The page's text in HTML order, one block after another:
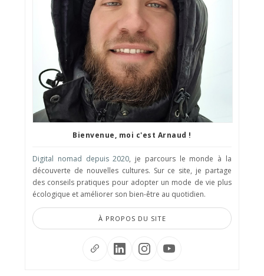
Bienvenue, moi c'est Arnaud !
Digital nomad depuis 2020, je parcours le monde à la
découverte de nouvelles cultures. Sur ce site, je partage
des conseils pratiques pour adopter un mode de vie plus
écologique et améliorer son bien-être au quotidien.
À PROPOS DU SITE